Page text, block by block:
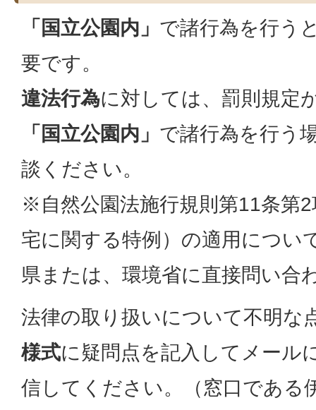
「国立公園内」 で諸行為を行う
要です。
違法行為に対しては、罰則規定
「国立公園内」 で諸行為を行う
談ください。
※自然公園法施行規則第11条第
宅に関する特例）の適用につい
県または、環境省に直接問い合
法律の取り扱いについて不明な
様式に疑問点を記入してメール
信してください。（窓口である